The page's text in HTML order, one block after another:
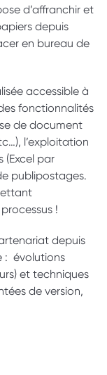
d’affranchir et
depuis
en bureau de
accessible à
fonctionnalités
de document
l’exploitation
(Excel par
publipostages.
!
depuis
évolutions
et techniques
de version,